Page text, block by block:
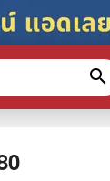
search
หมวดหมู่